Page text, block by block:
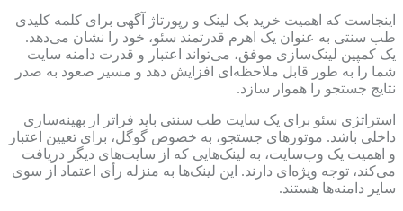
اینجاست که اهمیت خرید بک لینک و رپورتاژ آگهی برای کلمه کلیدی
طب سنتی به عنوان یک اهرم قدرتمند سئو، خود را نشان می‌دهد.
یک کمپین لینک‌سازی موفق، می‌تواند اعتبار و قدرت دامنه سایت
شما را به طور قابل ملاحظه‌ای افزایش دهد و مسیر صعود به صدر
نتایج جستجو را هموار سازد.
استراتژی سئو برای یک سایت طب سنتی باید فراتر از بهینه‌سازی
داخلی باشد. موتورهای جستجو، به خصوص گوگل، برای تعیین اعتبار
و اهمیت یک وب‌سایت، به لینک‌هایی که از سایت‌های دیگر دریافت
می‌کند، توجه ویژه‌ای دارند. این لینک‌ها به منزله رأی اعتماد از سوی
سایر دامنه‌ها هستند.